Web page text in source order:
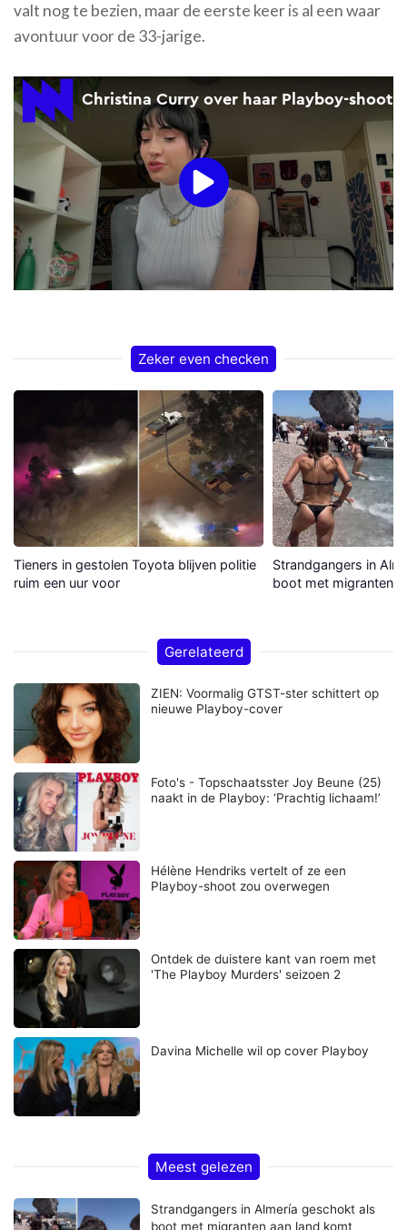
valt nog te bezien, maar de eerste keer is al een waar
avontuur voor de 33-jarige.
Zeker even checken
Tieners in gestolen Toyota blijven politie
ruim een uur voor
Strandgangers in
boot met migranten
Gerelateerd
ZIEN: Voormalig GTST-ster schittert op
nieuwe Playboy-cover
Foto's - Topschaatsster Joy Beune (25)
naakt in de Playboy: ‘Prachtig lichaam!’
Hélène Hendriks vertelt of ze een
Playboy-shoot zou overwegen
Ontdek de duistere kant van roem met
'The Playboy Murders' seizoen 2
Davina Michelle wil op cover Playboy
Meest gelezen
Strandgangers in Almería geschokt als
boot met migranten aan land komt